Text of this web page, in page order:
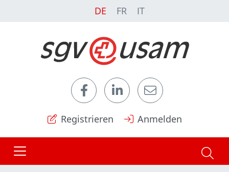
DE FR IT
Registrieren Anmelden